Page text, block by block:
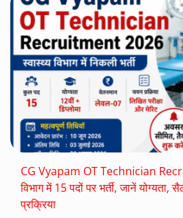
CG Vyapam OT Technician
विभाग में 15 पदों पर भर्ती, जानें
प्रक्रिया